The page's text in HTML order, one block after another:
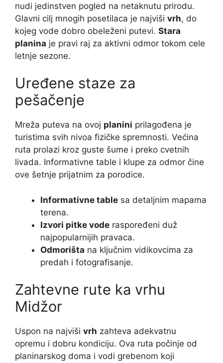
nudi jedinstven pogled na netaknutu prirodu.
Glavni cilj mnogih posetilaca je najviši vrh, do
kojeg vode dobro obeleženi putevi. Stara
planina je pravi raj za aktivni odmor tokom cele
letnje sezone.
Uređene staze za
pešačenje
Mreža puteva na ovoj planini prilagođena je
turistima svih nivoa fizičke spremnosti. Većina
ruta prolazi kroz guste šume i preko cvetnih
livada. Informativne table i klupe za odmor čine
ove šetnje prijatnim za porodice.
Informativne table sa detaljnim mapama
terena.
Izvori pitke vode raspoređeni duž
najpopularnijih pravaca.
Odmorišta na ključnim vidikovcima za
predah i fotografisanje.
Zahtevne rute ka vrhu
Midžor
Uspon na najviši vrh zahteva adekvatnu
opremu i dobru kondiciju. Ova ruta počinje od
planinarskog doma i vodi grebenom koji